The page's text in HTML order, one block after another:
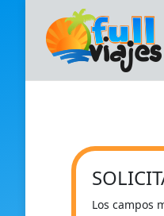
Los campos